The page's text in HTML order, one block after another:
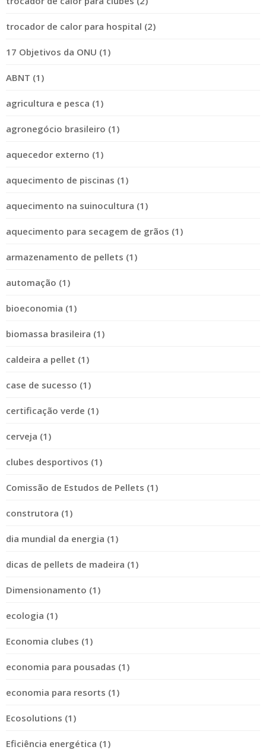
trocador de calor para hospital (2)
17 Objetivos da ONU (1)
ABNT (1)
agricultura e pesca (1)
agronegócio brasileiro (1)
aquecedor externo (1)
aquecimento de piscinas (1)
aquecimento na suinocultura (1)
aquecimento para secagem de grãos (1)
armazenamento de pellets (1)
automação (1)
bioeconomia (1)
biomassa brasileira (1)
caldeira a pellet (1)
case de sucesso (1)
certificação verde (1)
cerveja (1)
clubes desportivos (1)
Comissão de Estudos de Pellets (1)
construtora (1)
dia mundial da energia (1)
dicas de pellets de madeira (1)
Dimensionamento (1)
ecologia (1)
Economia clubes (1)
economia para pousadas (1)
economia para resorts (1)
Ecosolutions (1)
Eficiência energética (1)